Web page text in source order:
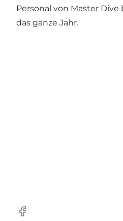
Personal von Master
das ganze Jahr.
Facebook